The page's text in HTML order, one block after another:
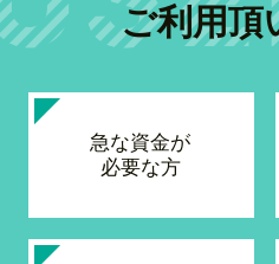
ご利用頂
急な資金が
必要な方